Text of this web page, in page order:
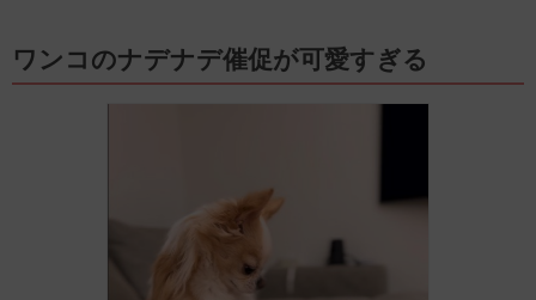
ワンコのナデナデ催促が可愛すぎる